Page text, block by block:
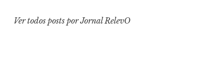
Ver todos posts por Jornal RelevO